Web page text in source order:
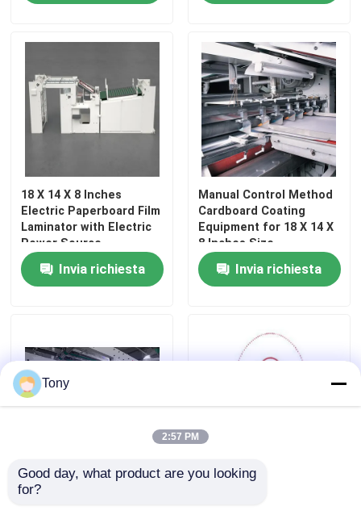
18 X 14 X 8 Inches
Electric Paperboard Film
Laminator with Electric
Power Source
Invia richiesta
Manual Control Method
Cardboard Coating
Equipment for 18 X 14 X
8 Inches Size
Invia richiesta
Laminatrice per cartone
ad alta precisione con
Adesivo PUR 100-
Tony
2:57 PM
Good day, what product are you looking
for?